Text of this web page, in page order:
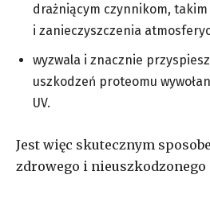
drażniącym czynnikom,
i zanieczyszczenia
wyzwala i znacznie
uszkodzeń proteomu
UV.
Jest więc skutecznym
zdrowego i nieuszkodzonego